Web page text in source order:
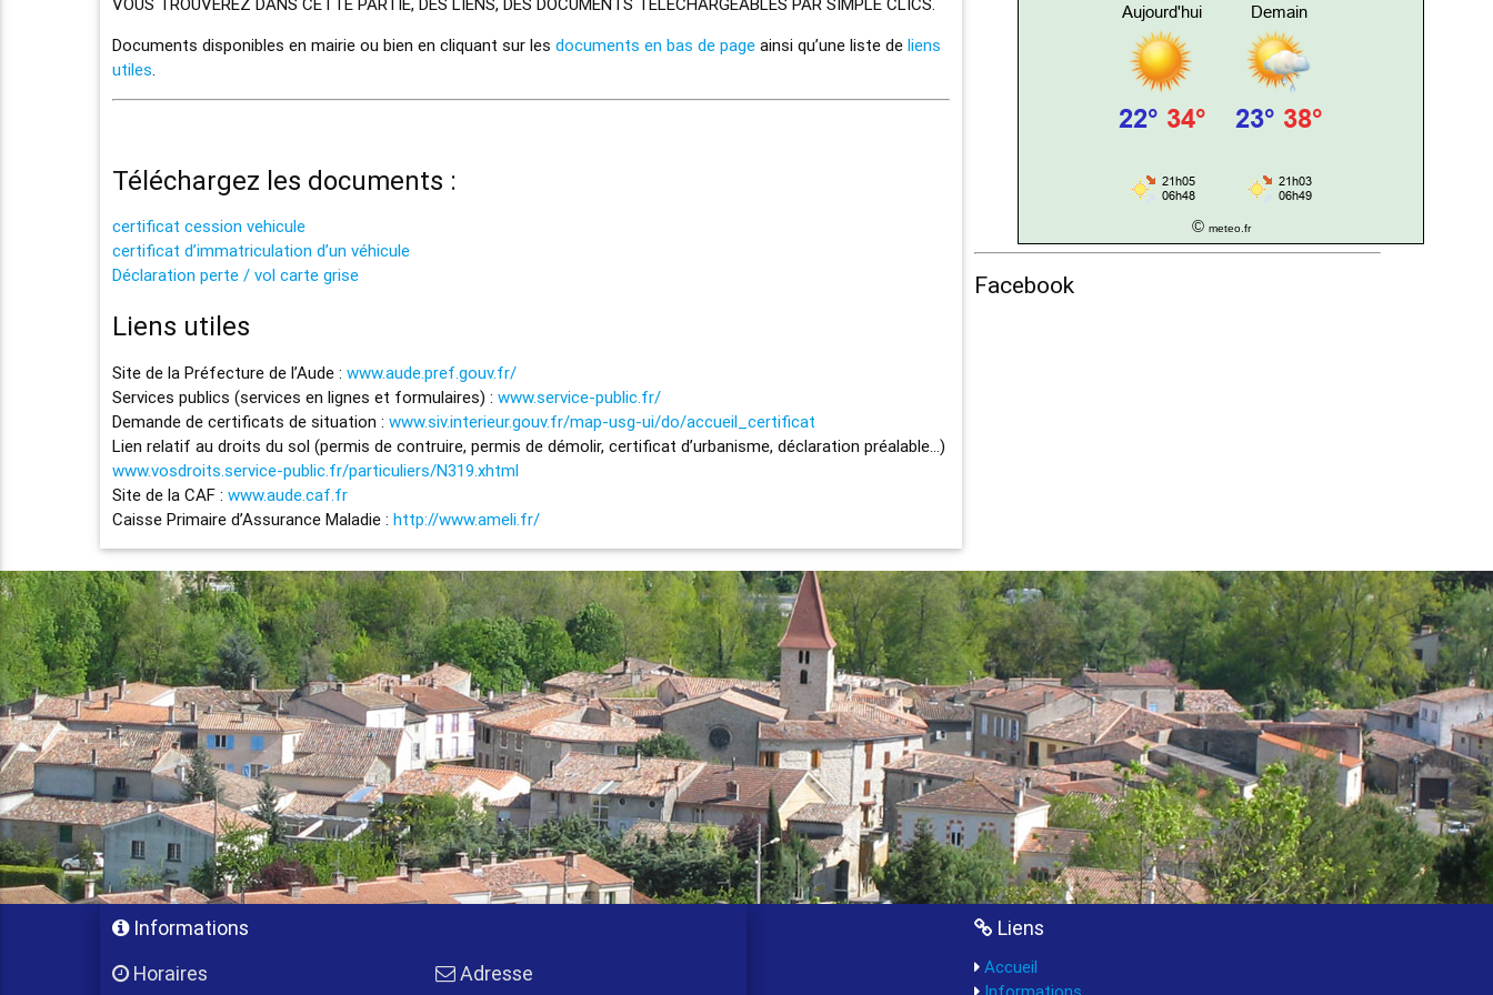
Documents disponibles en mairie ou bien en cliquant sur les documents en bas de pageainsi qu’une liste de liens
utiles.
Téléchargez les documents :
certificat cession vehicule
certificat d’immatriculation d’un véhicule
Déclaration perte / vol carte grise
Liens utiles
Site de la Préfecture de l’Aude : www.aude.pref.gouv.fr/
Services publics (services en lignes et formulaires) : www.service-public.fr/
Demande de certificats de situation : www.siv.interieur.gouv.fr/map-usg-ui/do/accueil_certificat
Lien relatif au droits du sol (permis de contruire, permis de démolir, certificat d’urbanisme, déclaration préalable…)
www.vosdroits.service-public.fr/particuliers/N319.xhtml
Site de la CAF : www.aude.caf.fr
Caisse Primaire d’Assurance Maladie : http://www.ameli.fr/
© meteo.fr
Facebook
Informations
Horaires
Adresse
Liens
Accueil